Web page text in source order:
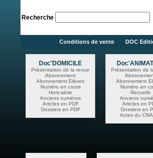
Recherche
Conditions de vente DOC
Doc'DOMICILE
Présentation de la revue
Abonnement
Abonnement Elèves
Numéro en cours
Hors-série
Anciens numéros
Articles en PDF
Dossiers en PDF
Présentation de
Abonnement
Numéro en
Recueils
Anciens
Articles en
Dossiers en
Actes du